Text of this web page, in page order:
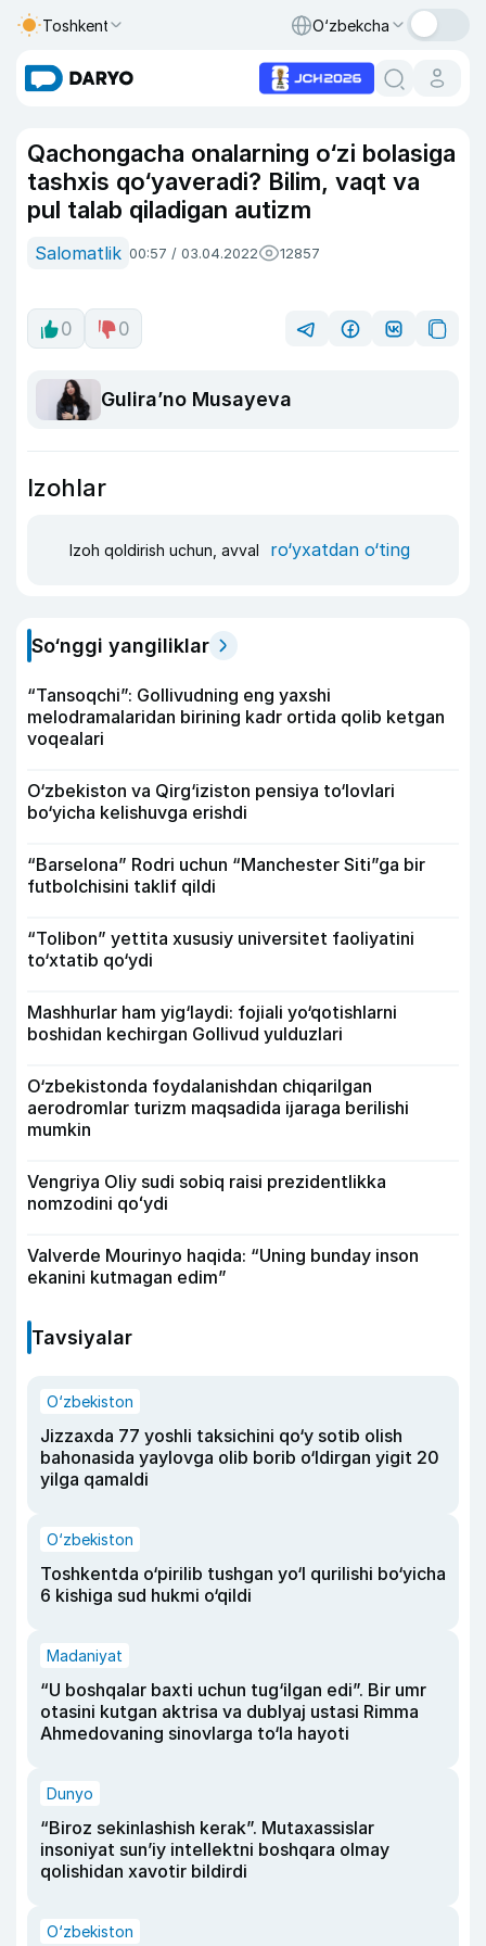
Toshkent O‘zbekcha
Qachongacha onalarning o‘zi bolasiga
tashxis qo‘yaveradi? Bilim, vaqt va
pul talab qiladigan autizm
Salomatlik 00:57 / 03.04.2022 12857
0 0
Guliraʼno Musayeva
Izohlar
Izoh qoldirish uchun, avval ro‘yxatdan o‘ting
So‘nggi yangiliklar
“Tansoqchi”: Gollivudning eng yaxshi
melodramalaridan birining kadr ortida qolib ketgan
voqealari
O‘zbekiston va Qirg‘iziston pensiya to‘lovlari
bo‘yicha kelishuvga erishdi
“Barselona” Rodri uchun “Manchester Siti”ga bir
futbolchisini taklif qildi
“Tolibon” yettita xususiy universitet faoliyatini
to‘xtatib qo‘ydi
Mashhurlar ham yig‘laydi: fojiali yo‘qotishlarni
boshidan kechirgan Gollivud yulduzlari
O‘zbekistonda foydalanishdan chiqarilgan
aerodromlar turizm maqsadida ijaraga berilishi
mumkin
Vengriya Oliy sudi sobiq raisi prezidentlikka
nomzodini qoʻydi
Valverde Mourinyo haqida: “Uning bunday inson
ekanini kutmagan edim”
Tavsiyalar
O‘zbekiston
Jizzaxda 77 yoshli taksichini qo‘y sotib olish
bahonasida yaylovga olib borib o‘ldirgan yigit 20
yilga qamaldi
O‘zbekiston
Toshkentda o‘pirilib tushgan yo‘l qurilishi bo‘yicha
6 kishiga sud hukmi o‘qildi
Madaniyat
“U boshqalar baxti uchun tug‘ilgan edi”. Bir umr
otasini kutgan aktrisa va dublyaj ustasi Rimma
Ahmedovaning sinovlarga to‘la hayoti
Dunyo
“Biroz sekinlashish kerak”. Mutaxassislar
insoniyat sun’iy intellektni boshqara olmay
qolishidan xavotir bildirdi
O‘zbekiston